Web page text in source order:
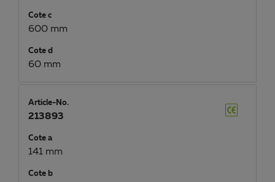
Cote c
600 mm
Cote d
60 mm
Article-No.
213893
Cote a
141 mm
Cote b